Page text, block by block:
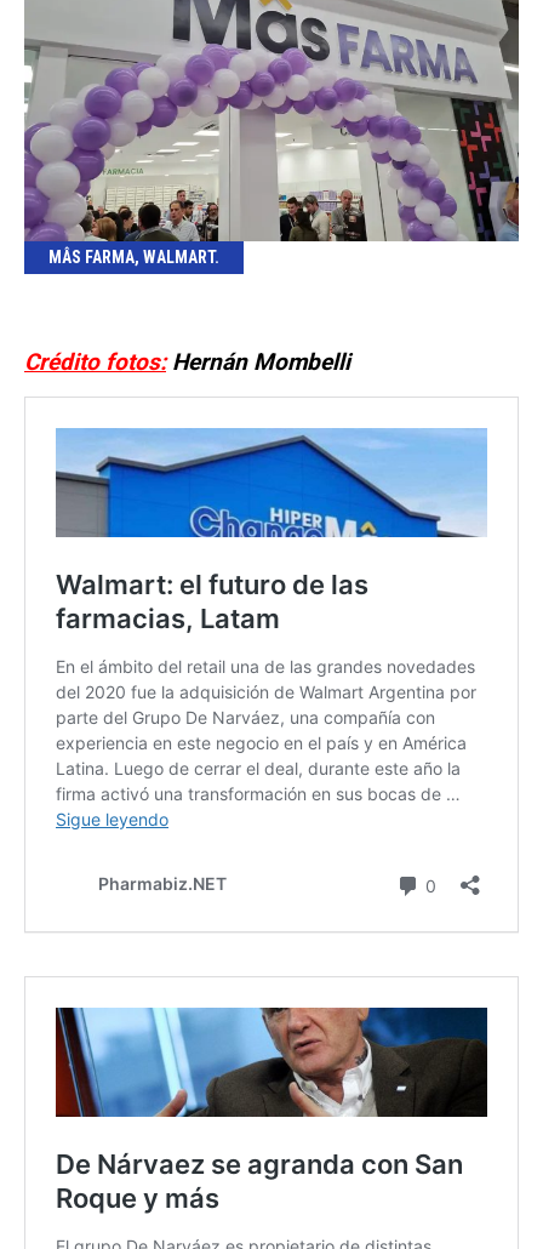
MÂS FARMA, WALMART.
Crédito fotos:Hernán Mombelli